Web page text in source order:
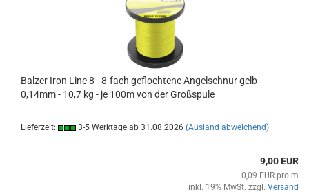
Balzer Iron Line 8 - 8-fach geflochtene Angelschnur gelb -
0,14mm - 10,7 kg - je 100m von der Großspule
Lieferzeit: 3-5 Werktage ab 31.08.2026 (Ausland abweichend)
9,00 EUR
0,09 EUR pro m
inkl. 19% MwSt. zzgl. Versand